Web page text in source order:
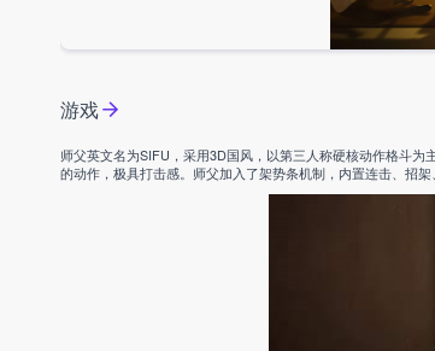
游戏
师父英文名为SIFU，采用3D国风，以第三人称硬核动作格斗
的动作，极具打击感。师父加入了架势条机制，内置连击、招